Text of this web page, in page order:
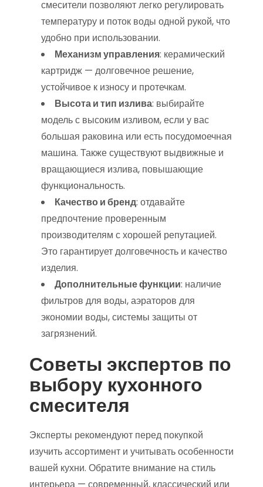
смесители позволяют легко регулировать
температуру и поток воды одной рукой, что
удобно при использовании.
Механизм управления: керамический
картридж — долговечное решение,
устойчивое к износу и протечкам.
Высота и тип излива: выбирайте
модель с высоким изливом, если у вас
большая раковина или есть посудомоечная
машина. Также существуют выдвижные и
вращающиеся излива, повышающие
функциональность.
Качество и бренд: отдавайте
предпочтение проверенным
производителям с хорошей репутацией.
Это гарантирует долговечность и качество
изделия.
Дополнительные функции: наличие
фильтров для воды, аэраторов для
экономии воды, системы защиты от
загрязнений.
Советы экспертов по
выбору кухонного
смесителя
Эксперты рекомендуют перед покупкой
изучить ассортимент и учитывать особенности
вашей кухни. Обратите внимание на стиль